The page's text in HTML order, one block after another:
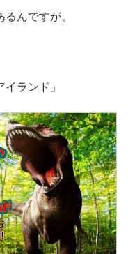
んですが。
ランド」